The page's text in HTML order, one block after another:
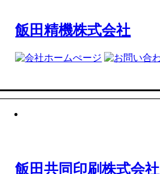
飯田精機株式会社
飯田共同印刷株式会社